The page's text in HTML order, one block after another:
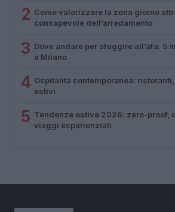
2 Come valorizzare la zona giorno
consapevole dell’arredamento
3 Dove andare per sfuggire all’afa: 5
a Milano
4 Ospitalità contemporanea:
estivi
5 Tendenze estive 2026: zero-proof,
viaggi esperienziali